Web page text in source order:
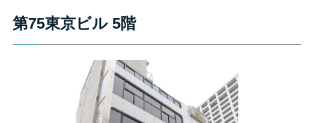
第75東京ビル 5階